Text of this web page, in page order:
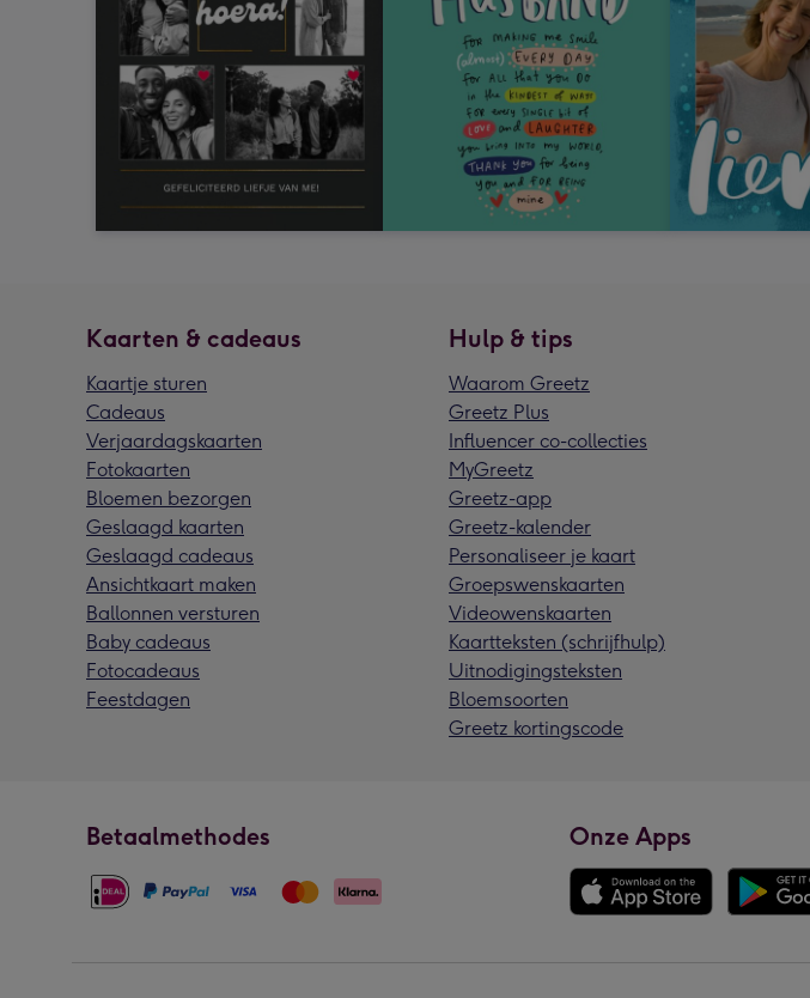
Kaarten & cadeaus
Kaartje sturen
Cadeaus
Verjaardagskaarten
Fotokaarten
Bloemen bezorgen
Geslaagd kaarten
Geslaagd cadeaus
Ansichtkaart maken
Ballonnen versturen
Baby cadeaus
Fotocadeaus
Feestdagen
Hulp & tips
Waarom Greetz
Greetz Plus
Influencer co-collecties
MyGreetz
Greetz-app
Greetz-kalender
Personaliseer je kaart
Groepswenskaarten
Videowenskaarten
Kaartteksten (schrijfhulp)
Uitnodigingsteksten
Bloemsoorten
Greetz kortingscode
Betaalmethodes Onze Apps